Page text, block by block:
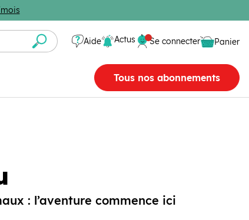
Aide Actus Se connecter
Se connecter Panier
Tous nos abonnements
: l’aventure commence ici